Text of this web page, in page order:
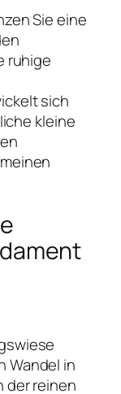
Sie eine
ruhige
sich
kleine
Wandel in
der reinen